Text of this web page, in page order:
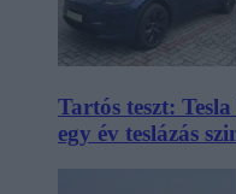
Tartós teszt:
egy év teslázás